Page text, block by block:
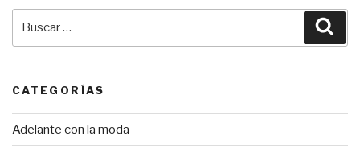
CATEGORÍAS
Adelante con la moda